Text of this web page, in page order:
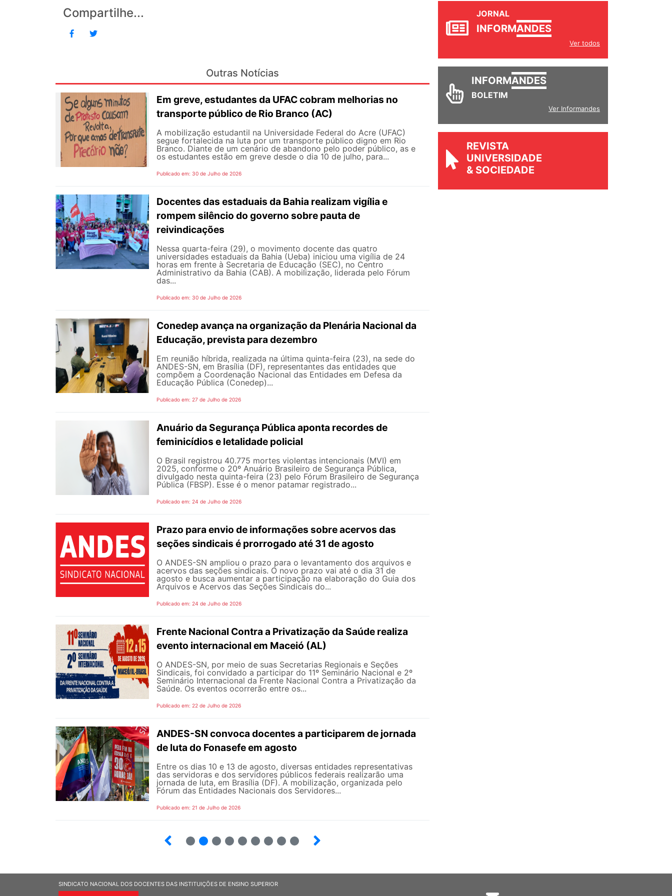
Compartilhe...
Outras Notícias
Em greve, estudantes da UFAC cobram melhorias no
transporte público de Rio Branco (AC)
A mobilização estudantil na Universidade Federal do Acre (UFAC)
segue fortalecida na luta por um transporte público digno em Rio
Branco. Diante de um cenário de abandono pelo poder público, as e
os estudantes estão em greve desde o dia 10 de julho, para...
Publicado em: 30 de Julho de 2026
Docentes das estaduais da Bahia realizam vigília e
rompem silêncio do governo sobre pauta de
reivindicações
Nessa quarta-feira (29), o movimento docente das quatro
universidades estaduais da Bahia (Ueba) iniciou uma vigília de 24
horas em frente à Secretaria de Educação (SEC), no Centro
Administrativo da Bahia (CAB). A mobilização, liderada pelo Fórum
das...
Publicado em: 30 de Julho de 2026
Conedep avança na organização da Plenária Nacional da
Educação, prevista para dezembro
Em reunião híbrida, realizada na última quinta-feira (23), na sede do
ANDES-SN, em Brasília (DF), representantes das entidades que
compõem a Coordenação Nacional das Entidades em Defesa da
Educação Pública (Conedep)...
Publicado em: 27 de Julho de 2026
Anuário da Segurança Pública aponta recordes de
feminicídios e letalidade policial
O Brasil registrou 40.775 mortes violentas intencionais (MVI) em
2025, conforme o 20º Anuário Brasileiro de Segurança Pública,
divulgado nesta quinta-feira (23) pelo Fórum Brasileiro de Segurança
Pública (FBSP). Esse é o menor patamar registrado...
Publicado em: 24 de Julho de 2026
Prazo para envio de informações sobre acervos das
seções sindicais é prorrogado até 31 de agosto
O ANDES-SN ampliou o prazo para o levantamento dos arquivos e
acervos das seções sindicais. O novo prazo vai até o dia 31 de
agosto e busca aumentar a participação na elaboração do Guia dos
Arquivos e Acervos das Seções Sindicais do...
Publicado em: 24 de Julho de 2026
Frente Nacional Contra a Privatização da Saúde realiza
evento internacional em Maceió (AL)
O ANDES-SN, por meio de suas Secretarias Regionais e Seções
Sindicais, foi convidado a participar do 11º Seminário Nacional e 2º
Seminário Internacional da Frente Nacional Contra a Privatização da
Saúde. Os eventos ocorrerão entre os...
Publicado em: 22 de Julho de 2026
ANDES-SN convoca docentes a participarem de jornada
de luta do Fonasefe em agosto
Entre os dias 10 e 13 de agosto, diversas entidades representativas
das servidoras e dos servidores públicos federais realizarão uma
jornada de luta, em Brasília (DF). A mobilização, organizada pelo
Fórum das Entidades Nacionais dos Servidores...
Publicado em: 21 de Julho de 2026
JORNAL
INFORMANDES
Ver todos
INFORMANDES
BOLETIM
Ver Informandes
REVISTA
UNIVERSIDADE
& SOCIEDADE
SINDICATO NACIONAL DOS DOCENTES DAS INSTITUIÇÕES DE ENSINO SUPERIOR